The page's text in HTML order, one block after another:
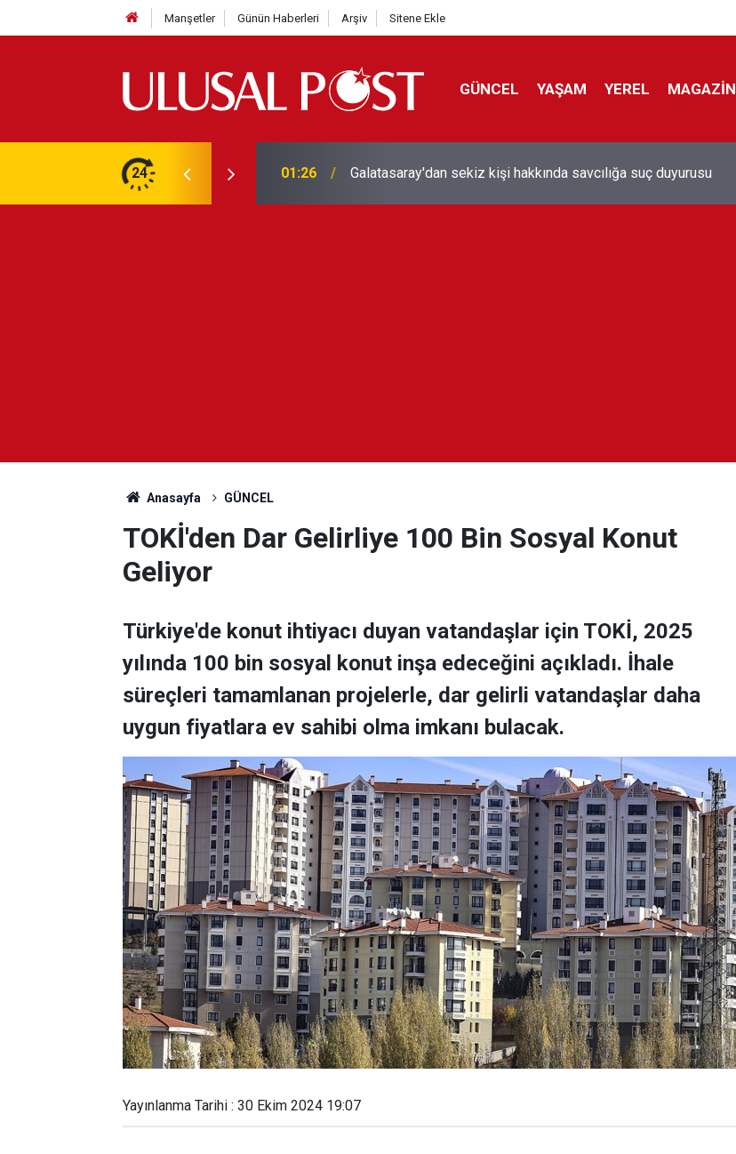
Manşetler Günün Haberleri Arşiv Sitene Ekle
GÜNCEL YAŞAM YEREL MAGAZİN
24
en yüksek seviyesine çıktı 01:26 Galatasaray'dan sekiz kişi hakkında savcılığa suç duyurusu
Anasayfa GÜNCEL
TOKİ'den Dar Gelirliye 100 Bin Sosyal Konut
Geliyor
Türkiye'de konut ihtiyacı duyan vatandaşlar için TOKİ, 2025
yılında 100 bin sosyal konut inşa edeceğini açıkladı. İhale
süreçleri tamamlanan projelerle, dar gelirli vatandaşlar daha
uygun fiyatlara ev sahibi olma imkanı bulacak.
Yayınlanma Tarihi : 30 Ekim 2024 19:07